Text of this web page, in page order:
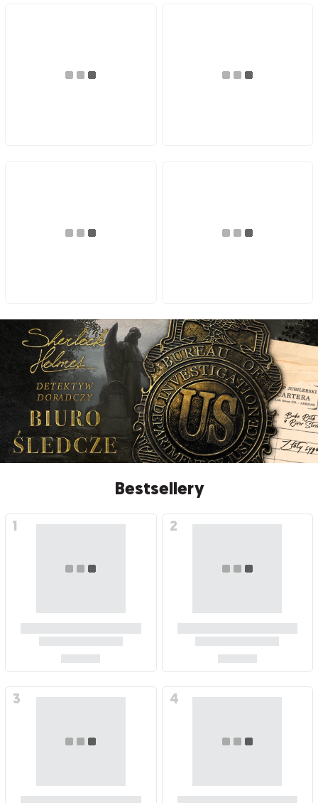
Bestsellery